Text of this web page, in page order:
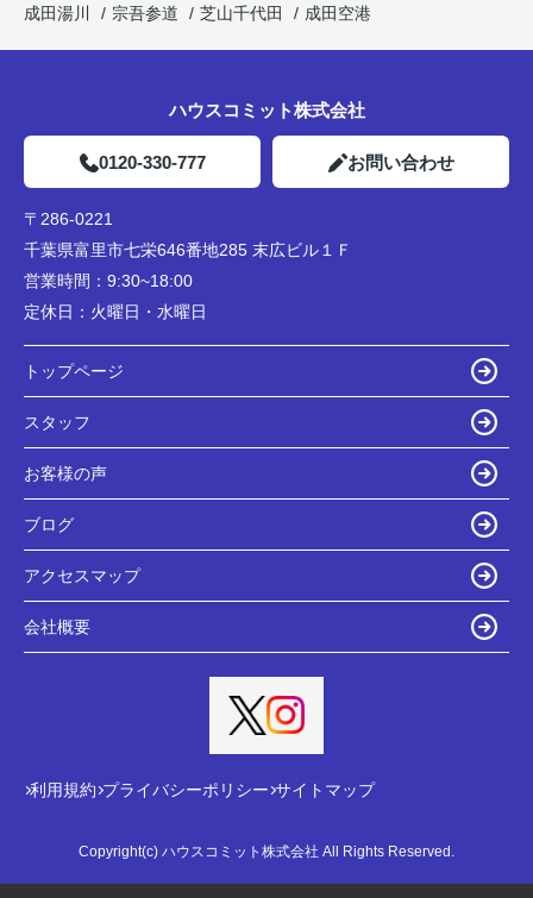
成田湯川
宗吾参道 芝山千代田 成田空港
ハウスコミット株式会社
0120-330-777 お問い合わせ
〒286-0221
千葉県富里市七栄646番地285 末広ビル１Ｆ
営業時間： 9:30~18:00
定休日： 火曜日・水曜日
トップページ
スタッフ
お客様の声
ブログ
アクセスマップ
会社概要
利用規約 プライバシーポリシー サイトマップ
Copyright(c) ハウスコミット株式会社 All Rights Reserved.